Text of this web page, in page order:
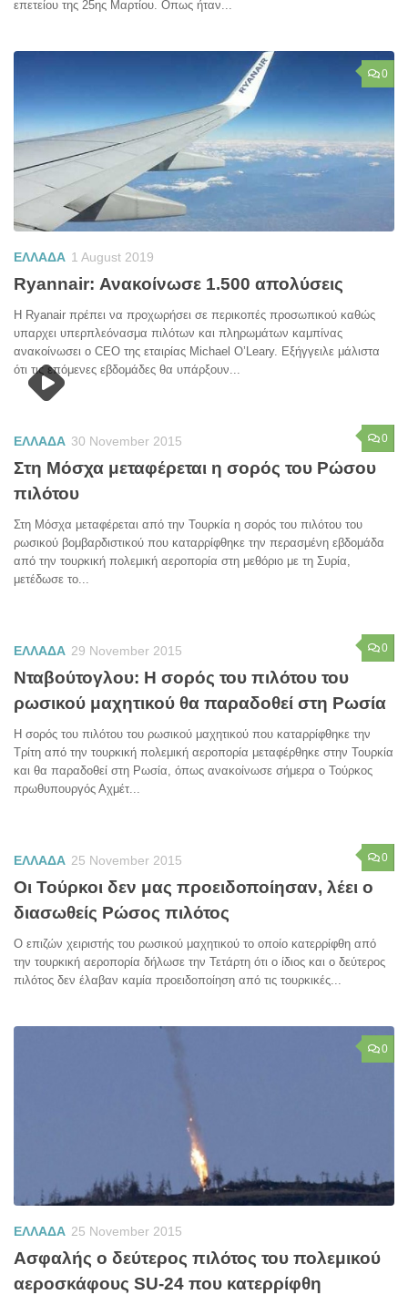
επετείου της 25ης Μαρτίου. Οπως ήταν...
0
ΕΛΛΑΔΑ 1 August 2019
Ryannair: Ανακοίνωσε 1.500 απολύσεις
Η Ryanair πρέπει να προχωρήσει σε περικοπές προσωπικού καθώς
υπαρχει υπερπλεόνασμα πιλότων και πληρωμάτων καμπίνας
ανακοίνωσει ο CEO της εταιρίας Michael O’Leary. Εξήγγειλε μάλιστα
ότι τις επόμενες εβδομάδες θα υπάρξουν...
0
ΕΛΛΑΔΑ 30 November 2015
Στη Μόσχα μεταφέρεται η σορός του Ρώσου
πιλότου
Στη Μόσχα μεταφέρεται από την Τουρκία η σορός του πιλότου του
ρωσικού βομβαρδιστικού που καταρρίφθηκε την περασμένη εβδομάδα
από την τουρκική πολεμική αεροπορία στη μεθόριο με τη Συρία,
μετέδωσε το...
0
ΕΛΛΑΔΑ 29 November 2015
Νταβούτογλου: Η σορός του πιλότου του
ρωσικού μαχητικού θα παραδοθεί στη Ρωσία
H σορός του πιλότου του ρωσικού μαχητικού που καταρρίφθηκε την
Τρίτη από την τουρκική πολεμική αεροπορία μεταφέρθηκε στην Τουρκία
και θα παραδοθεί στη Ρωσία, όπως ανακοίνωσε σήμερα ο Τούρκος
πρωθυπουργός Αχμέτ...
0
ΕΛΛΑΔΑ 25 November 2015
Οι Τούρκοι δεν μας προειδοποίησαν, λέει ο
διασωθείς Ρώσος πιλότος
Ο επιζών χειριστής του ρωσικού μαχητικού το οποίο κατερρίφθη από
την τουρκική αεροπορία δήλωσε την Τετάρτη ότι ο ίδιος και ο δεύτερος
πιλότος δεν έλαβαν καμία προειδοποίηση από τις τουρκικές...
0
ΕΛΛΑΔΑ 25 November 2015
Ασφαλής ο δεύτερος πιλότος του πολεμικού
αεροσκάφους SU-24 που κατερρίφθη